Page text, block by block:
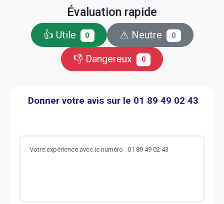
Évaluation rapide
👍 Utile 0 ⚠️ Neutre 0
👎 Dangereux 0
Donner votre avis sur le 01 89 49 02 43